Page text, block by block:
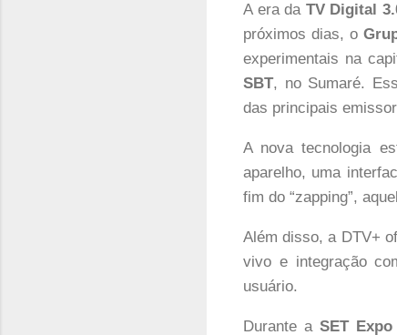
A era da TV Digital
próximos dias, o
experimentais na
SBT, no Sumaré.
das principais
A nova tecnologia
aparelho, uma
fim do “zapping”,
Além disso, a DTV+
vivo e integração
usuário.
Durante a SET Expo